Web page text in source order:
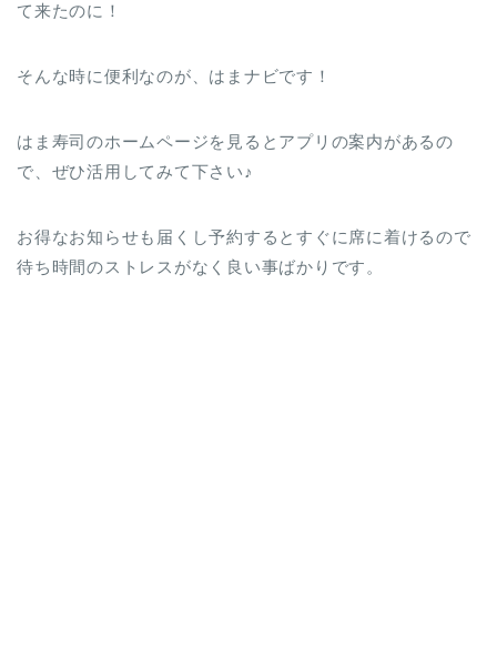
て来たのに！
そんな時に便利なのが、はまナビです！
はま寿司のホームページを見るとアプリの案内があるの
で、ぜひ活用してみて下さい♪
お得なお知らせも届くし予約するとすぐに席に着けるので
待ち時間のストレスがなく良い事ばかりです。